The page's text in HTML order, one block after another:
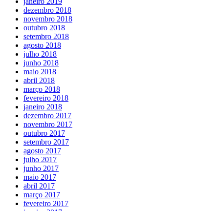
dezembro 2018
novembro 2018
outubro 2018
setembro 2018
agosto 2018
julho 2018
junho 2018
maio 2018
abril 2018
março 2018
fevereiro 2018
janeiro 2018
dezembro 2017
novembro 2017
outubro 2017
setembro 2017
agosto 2017
julho 2017
junho 2017
maio 2017
abril 2017
março 2017
fevereiro 2017